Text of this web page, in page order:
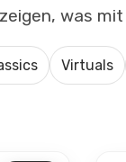
was
Virtuals